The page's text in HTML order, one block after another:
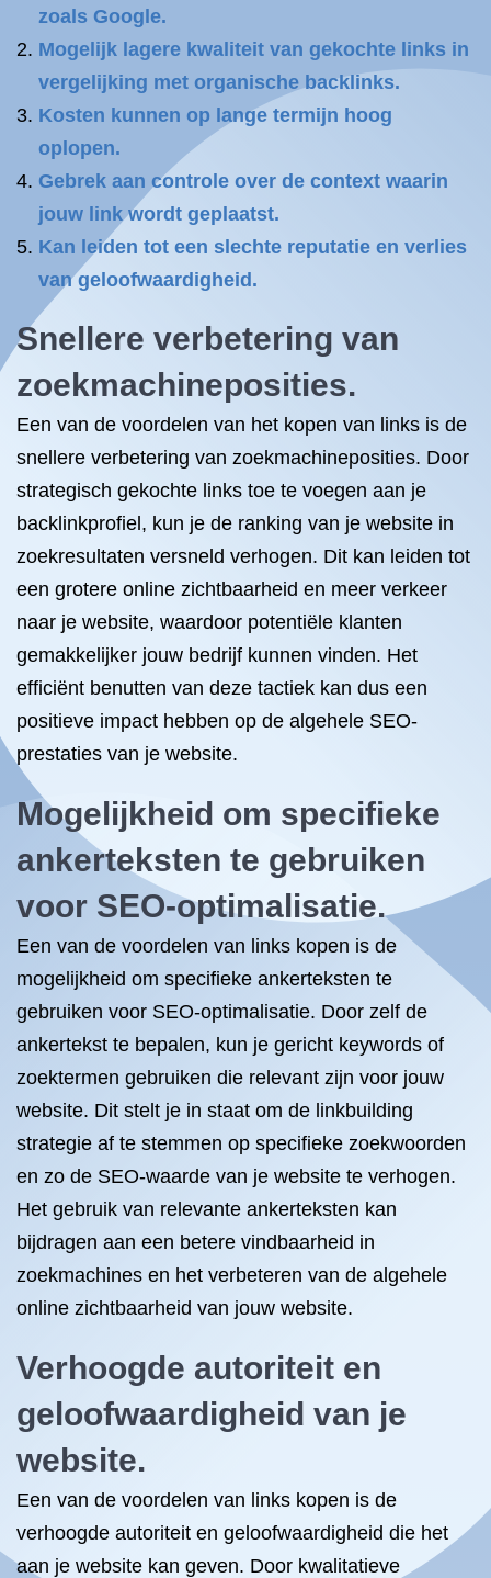
zoals Google.
Mogelijk lagere kwaliteit van gekochte links in
vergelijking met organische backlinks.
Kosten kunnen op lange termijn hoog
oplopen.
Gebrek aan controle over de context waarin
jouw link wordt geplaatst.
Kan leiden tot een slechte reputatie en verlies
van geloofwaardigheid.
Snellere verbetering van
zoekmachineposities.
Een van de voordelen van het kopen van links is de
snellere verbetering van zoekmachineposities. Door
strategisch gekochte links toe te voegen aan je
backlinkprofiel, kun je de ranking van je website in
zoekresultaten versneld verhogen. Dit kan leiden tot
een grotere online zichtbaarheid en meer verkeer
naar je website, waardoor potentiële klanten
gemakkelijker jouw bedrijf kunnen vinden. Het
efficiënt benutten van deze tactiek kan dus een
positieve impact hebben op de algehele SEO-
prestaties van je website.
Mogelijkheid om specifieke
ankerteksten te gebruiken
voor SEO-optimalisatie.
Een van de voordelen van links kopen is de
mogelijkheid om specifieke ankerteksten te
gebruiken voor SEO-optimalisatie. Door zelf de
ankertekst te bepalen, kun je gericht keywords of
zoektermen gebruiken die relevant zijn voor jouw
website. Dit stelt je in staat om de linkbuilding
strategie af te stemmen op specifieke zoekwoorden
en zo de SEO-waarde van je website te verhogen.
Het gebruik van relevante ankerteksten kan
bijdragen aan een betere vindbaarheid in
zoekmachines en het verbeteren van de algehele
online zichtbaarheid van jouw website.
Verhoogde autoriteit en
geloofwaardigheid van je
website.
Een van de voordelen van links kopen is de
verhoogde autoriteit en geloofwaardigheid die het
aan je website kan geven. Door kwalitatieve